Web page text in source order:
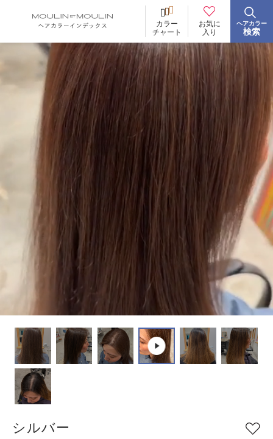
カラー
チャート
お気に
入り
ヘアカラー
検索
BRAND ブランド
イロリド
ヒカリナス
ノジア
ネイチャーディープカラー
ネイチャーディープ スピーディーカラー
TONE 明るさ
中明度
BLEACH ブリーチ
なし
COLOR 色
ベージュ
グレージュ
シルバー
グレイ
ブラウン
アッシュ/ブルー
ピンク
マット/グリーン
オレンジ
シルバー